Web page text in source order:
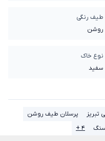
طیف رنگی
روشن
نوع خاک
سفيد
تبریز
پرسلان طیف روشن
۴ +